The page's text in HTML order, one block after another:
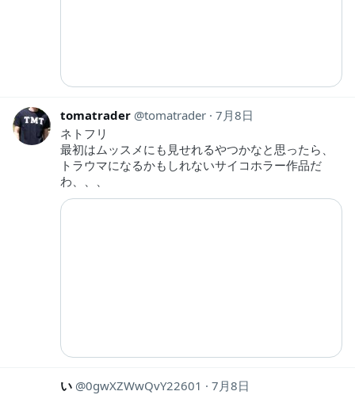
tomatrader tomatrader 7月8日
ネトフリ
最初はムッスメにも見せれるやつかなと思ったら、
トラウマになるかもしれないサイコホラー作品だ
わ、、、
い 0gwXZWwQvY22601 7月8日